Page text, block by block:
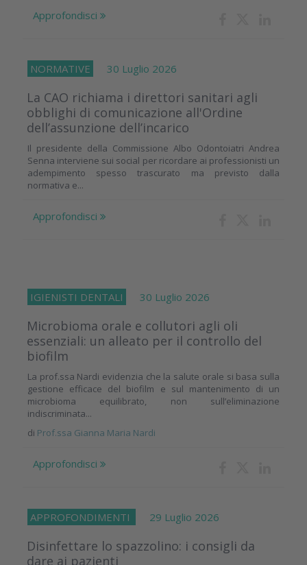
Approfondisci
NORMATIVE 30 Luglio 2026
La CAO richiama i direttori sanitari agli
obblighi di comunicazione all'Ordine
dell’assunzione dell’incarico
Il presidente della Commissione Albo Odontoiatri Andrea
Senna interviene sui social per ricordare ai professionisti un
adempimento spesso trascurato ma previsto dalla
normativa e...
Approfondisci
IGIENISTI DENTALI 30 Luglio 2026
Microbioma orale e collutori agli oli
essenziali: un alleato per il controllo del
biofilm
La prof.ssa Nardi evidenzia che la salute orale si basa sulla
gestione efficace del biofilm e sul mantenimento di un
microbioma equilibrato, non sull’eliminazione
indiscriminata...
di Prof.ssa Gianna Maria Nardi
Approfondisci
APPROFONDIMENTI 29 Luglio 2026
Disinfettare lo spazzolino: i consigli da
dare ai pazienti